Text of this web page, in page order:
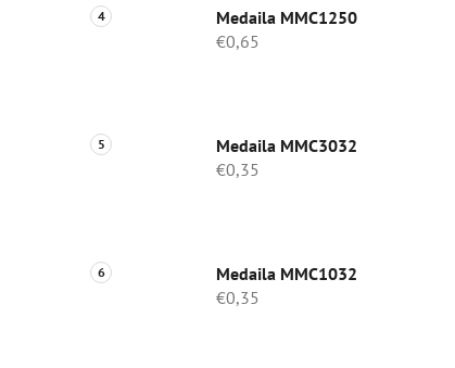
Medaila MMC1250
€0,65
Medaila MMC3032
€0,35
Medaila MMC1032
€0,35